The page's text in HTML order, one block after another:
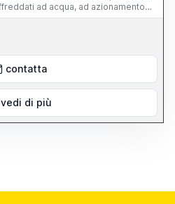
ad acqua, ad azionamento
FUNZIONANTE!
contatta
vedi di più